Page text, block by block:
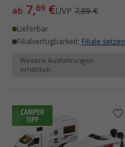
ab 7,69 €UVP 7,99 €
Lieferbar
Filialverfügbarkeit: Filiale setzen
Weitere Ausführungen
erhältlich